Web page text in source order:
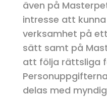
även på
intresse att
verksamhet på
sätt samt på
att följa rättsliga
delas med